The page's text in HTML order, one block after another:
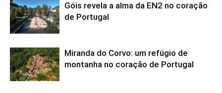
Góis revela a alma da EN2 no coração
de Portugal
Miranda do Corvo: um refúgio de
montanha no coração de Portugal